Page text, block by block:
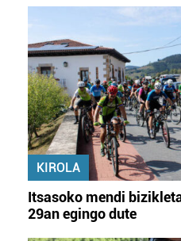
KIROLA
Itsasoko mendi
29an egingo dute